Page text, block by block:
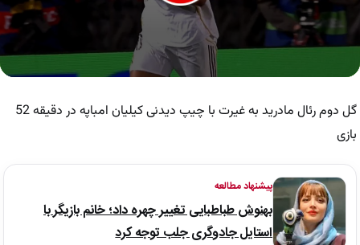
گل دوم رئال مادرید به غیرت با چیپ دیدنی کیلیان امباپه در دقیقه 52
بازی
پیشنهاد مطالعه
بهنوش طباطبایی تغییر چهره داد؛ خانم بازیگر با
استایل جادوگری جلب توجه کرد